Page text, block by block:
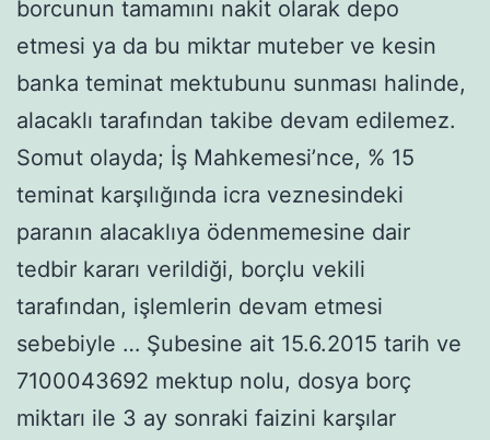
borcunun tamamını nakit olarak depo
etmesi ya da bu miktar muteber ve kesin
banka teminat mektubunu sunması halinde,
alacaklı tarafından takibe devam edilemez.
Somut olayda; İş Mahkemesi’nce, % 15
teminat karşılığında icra veznesindeki
paranın alacaklıya ödenmemesine dair
tedbir kararı verildiği, borçlu vekili
tarafından, işlemlerin devam etmesi
sebebiyle … Şubesine ait 15.6.2015 tarih ve
7100043692 mektup nolu, dosya borç
miktarı ile 3 ay sonraki faizini karşılar